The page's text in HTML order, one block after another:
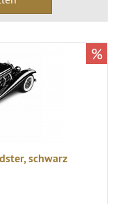
schwarz
%